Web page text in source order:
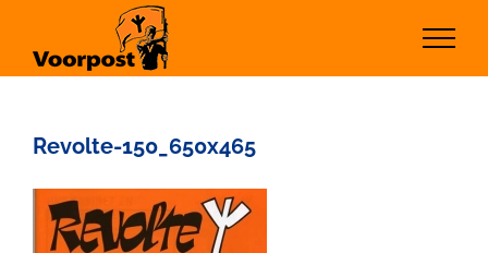
inhoud
Revolte-150_650x465